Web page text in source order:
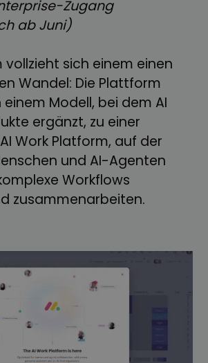
Zugang
ab Juni)
sich einem einen
Wandel: Die Plattform
Modell, bei dem AI
ergänzt, zu einer
Work Platform, auf der
und AI-Agenten
Workflows
zusammenarbeiten.